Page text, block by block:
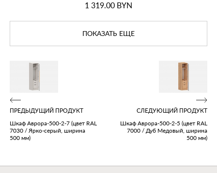
1 319.00 BYN
ПОКАЗАТЬ ЕЩЕ
ПРЕДЫДУЩИЙ ПРОДУКТ
Шкаф Аврора‑500‑2‑7 (цвет RAL
7030 / Ярко‑серый, ширина
500 мм)
СЛЕДУЮЩИЙ ПРОДУКТ
Шкаф Аврора‑500‑2‑5 (цвет RAL
7000 / Дуб Медовый, ширина
500 мм)